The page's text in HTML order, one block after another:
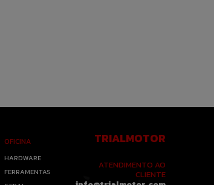
OFICINA
HARDWARE
FERRAMENTAS
TRIALMOTOR
ATENDIMENTO AO
CLIENTE